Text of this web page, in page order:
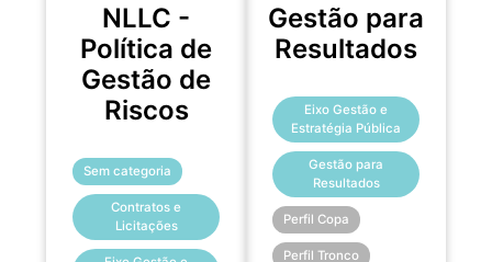
NLLC -
Política de
Gestão de
Riscos
Sem categoria
Contratos e
Licitações
Gestão para
Resultados
Eixo Gestão e
Estratégia Pública
Gestão para
Resultados
Perfil Copa
Perfil Tronco